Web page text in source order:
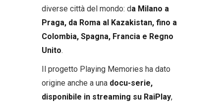
diverse città del mondo: da Milano a
Praga, da Roma al Kazakistan, fino a
Colombia, Spagna, Francia e Regno
Unito.
Il progetto Playing Memories ha dato
origine anche a una docu-serie,
disponibile in streaming su RaiPlay,